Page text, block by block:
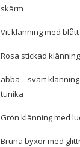
skärm
Vit klänning med
Rosa stickad
abba – svart
tunika
Grön klänning med
Bruna byxor med